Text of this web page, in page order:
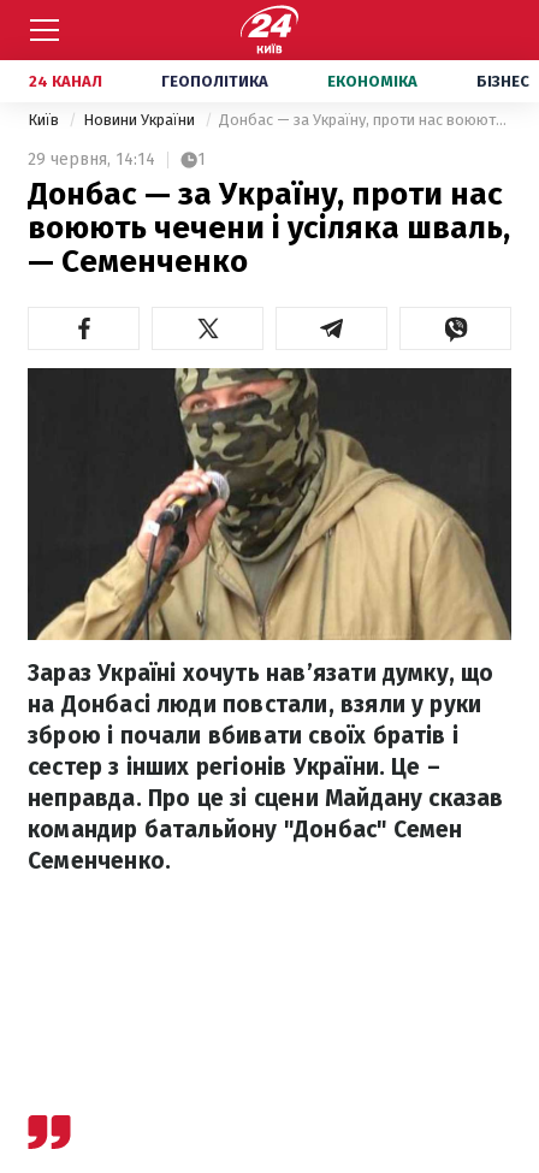
24 КАНАЛ ГЕОПОЛІТИКА ЕКОНОМІКА БІЗНЕС
Київ Новини України Донбас — за Україну, проти нас воюють чечени і усіляка шваль, — Семенченко
29 червня, 14:14 1
Донбас — за Україну, проти нас
воюють чечени і усіляка шваль,
— Семенченко
Зараз Україні хочуть нав’язати думку, що
на Донбасі люди повстали, взяли у руки
зброю і почали вбивати своїх братів і
сестер з інших регіонів України. Це –
неправда. Про це зі сцени Майдану сказав
командир батальйону "Донбас" Семен
Семенченко.